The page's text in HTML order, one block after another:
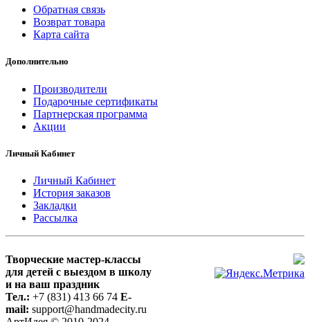
Обратная связь
Возврат товара
Карта сайта
Дополнительно
Производители
Подарочные сертификаты
Партнерская программа
Акции
Личный Кабинет
Личный Кабинет
История заказов
Закладки
Рассылка
Творческие мастер-классы
для детей с выездом в школу
и на ваш праздник
Тел.: +7 (831) 413 66 74 E-
mail: support@handmadecity.ru